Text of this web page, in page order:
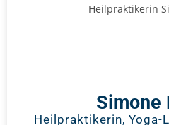
Simone
Heilpraktikerin, Yoga-